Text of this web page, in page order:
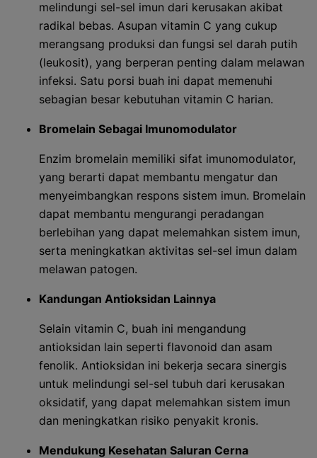
melindungi sel-sel imun dari kerusakan akibat
radikal bebas. Asupan vitamin C yang cukup
merangsang produksi dan fungsi sel darah putih
(leukosit), yang berperan penting dalam melawan
infeksi. Satu porsi buah ini dapat memenuhi
sebagian besar kebutuhan vitamin C harian.
Bromelain Sebagai Imunomodulator
Enzim bromelain memiliki sifat imunomodulator,
yang berarti dapat membantu mengatur dan
menyeimbangkan respons sistem imun. Bromelain
dapat membantu mengurangi peradangan
berlebihan yang dapat melemahkan sistem imun,
serta meningkatkan aktivitas sel-sel imun dalam
melawan patogen.
Kandungan Antioksidan Lainnya
Selain vitamin C, buah ini mengandung
antioksidan lain seperti flavonoid dan asam
fenolik. Antioksidan ini bekerja secara sinergis
untuk melindungi sel-sel tubuh dari kerusakan
oksidatif, yang dapat melemahkan sistem imun
dan meningkatkan risiko penyakit kronis.
Mendukung Kesehatan Saluran Cerna